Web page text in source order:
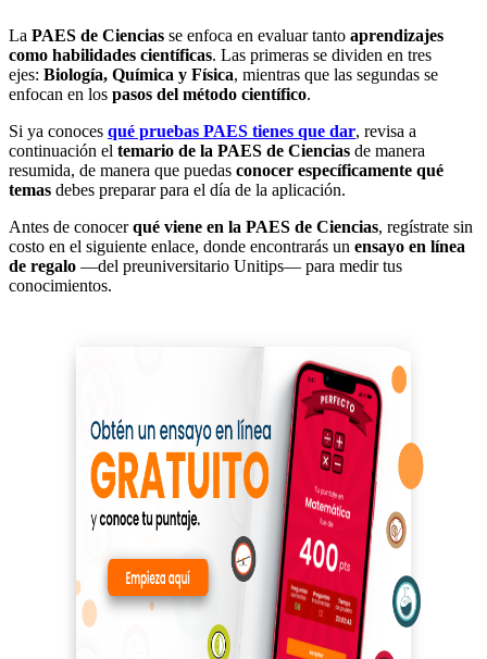
La PAES de Ciencias se enfoca en evaluar tanto aprendizajes
como habilidades científicas. Las primeras se dividen en tres
ejes: Biología, Química y Física, mientras que las segundas se
enfocan en los pasos del método científico.
Si ya conoces qué pruebas PAES tienes que dar, revisa a
continuación el temario de la PAES de Ciencias de manera
resumida, de manera que puedas conocer específicamente qué
temas debes preparar para el día de la aplicación.
Antes de conocerqué viene en la PAES de Ciencias, regístrate sin
costo en el siguiente enlace, donde encontrarás un ensayo en línea
de regalo —del preuniversitario Unitips— para medir tus
conocimientos.